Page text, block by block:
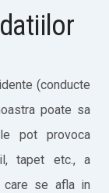
(conducte
poate sa
pot provoca
tapet etc., a
care se afla in